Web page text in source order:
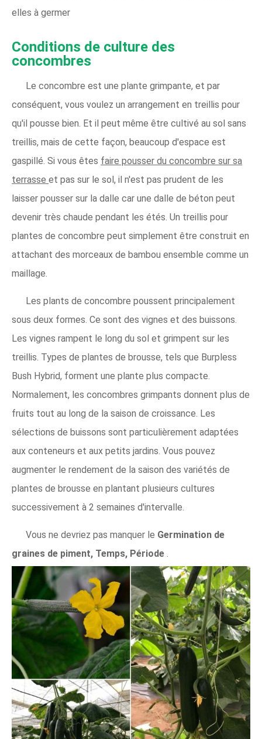
elles à germer
Conditions de culture des
concombres
Le concombre est une plante grimpante, et par
conséquent, vous voulez un arrangement en treillis pour
qu'il pousse bien. Et il peut même être cultivé au sol sans
treillis, mais de cette façon, beaucoup d'espace est
gaspillé. Si vous êtes faire pousser du concombre sur sa
terrasse et pas sur le sol, il n'est pas prudent de les
laisser pousser sur la dalle car une dalle de béton peut
devenir très chaude pendant les étés. Un treillis pour
plantes de concombre peut simplement être construit en
attachant des morceaux de bambou ensemble comme un
maillage.
Les plants de concombre poussent principalement
sous deux formes. Ce sont des vignes et des buissons.
Les vignes rampent le long du sol et grimpent sur les
treillis. Types de plantes de brousse, tels que Burpless
Bush Hybrid, forment une plante plus compacte.
Normalement, les concombres grimpants donnent plus de
fruits tout au long de la saison de croissance. Les
sélections de buissons sont particulièrement adaptées
aux conteneurs et aux petits jardins. Vous pouvez
augmenter le rendement de la saison des variétés de
plantes de brousse en plantant plusieurs cultures
successivement à 2 semaines d'intervalle.
Vous ne devriez pas manquer le Germination de
graines de piment, Temps, Période .